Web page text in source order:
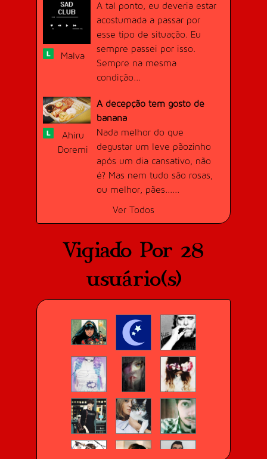
Dificuldade: Raro (75 pontos)
Conquistado por12 usuário(s).
EXCITANTE!
[RETORNO DOS SÁBIOS] Publique 10
textos com o gênero "Erótico ou
Adquirido 17/11/2017
Dificuldade:Difícil (20 pontos)
Conquistado por 13usuário(s).
ACADÊMICO ASSÍDUO
Comente pelo menos um texto por
Adquirido 21/03/2016
Dificuldade:Difícil (30 pontos)
Conquistado por15 usuário(s).
DIVULGADOR
Malva
A tal ponto, eu deveria estar
acostumada a passar por
esse tipo de situação. Eu
sempre passei por isso.
Sempre na mesma
condição...
Ahiru
Doremi
A decepção tem gosto de
banana
Nada melhor do que
degustar um leve pãozinho
após um dia cansativo, não
é? Mas nem tudo são rosas,
ou melhor, pães......
Ver Todos
Vigiado Por 28
usuário(s)